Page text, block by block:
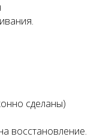
сделаны)
восстановление.